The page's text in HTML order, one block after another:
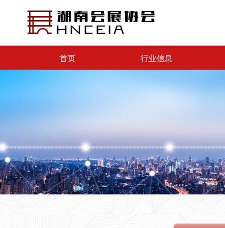
首页 行业信息